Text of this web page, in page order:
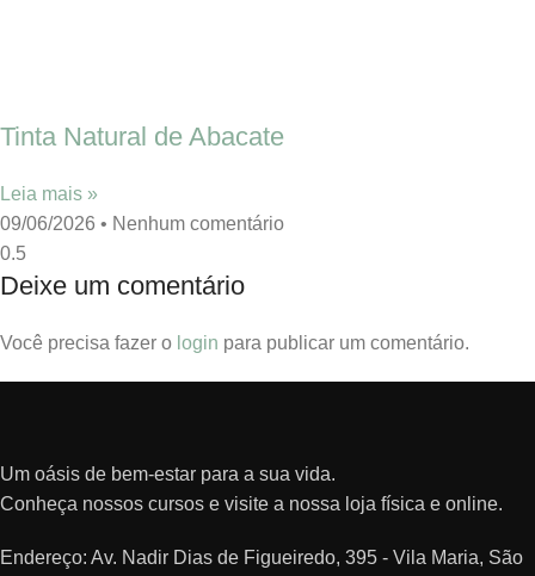
Tinta Natural de Abacate
Leia mais »
09/06/2026
Nenhum comentário
Deixe um comentário
Você precisa fazer o login para publicar um comentário.
Um oásis de bem-estar para a sua vida.
Conheça nossos cursos e visite a nossa loja física e online.
Endereço: Av. Nadir Dias de Figueiredo, 395 - Vila Maria, São